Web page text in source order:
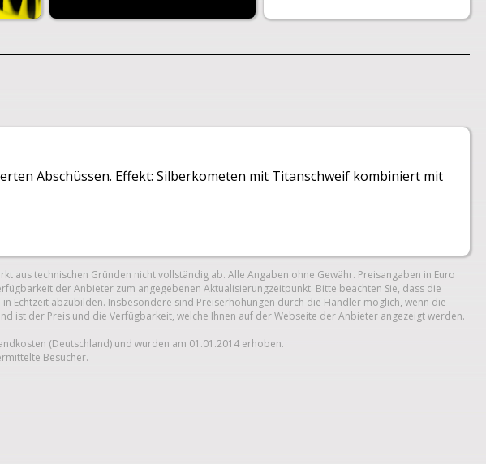
Abschüssen. Effekt: Silberkometen mit Titanschweif kombiniert mit
aus technischen Gründen nicht vollständig ab. Alle Angaben ohne Gewähr. Preisangaben in Euro
der Anbieter zum angegebenen Aktualisierungzeitpunkt. Bitte beachten Sie, dass die
Echtzeit abzubilden. Insbesondere sind Preiserhöhungen durch die Händler möglich, wenn die
ist der Preis und die Verfügbarkeit, welche Ihnen auf der Webseite der Anbieter angezeigt werden.
(Deutschland) und wurden am 01.01.2014 erhoben.
Besucher.